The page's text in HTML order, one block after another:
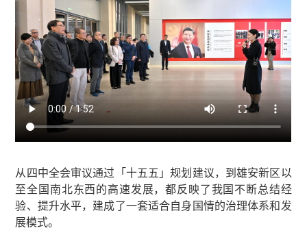
从四中全会审议通过「十五五」规划建议，到雄安新区以
至全国南北东西的高速发展，都反映了我国不断总结经
验、提升水平，建成了一套适合自身国情的治理体系和发
展模式。